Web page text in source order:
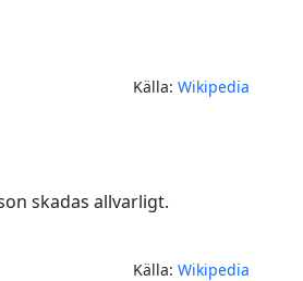
Källa: Wikipedia
skadas allvarligt.
Källa: Wikipedia